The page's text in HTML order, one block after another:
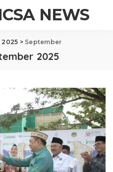
NEWS
2025 > September
2025